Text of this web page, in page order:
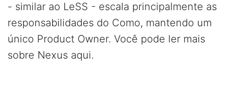
- similar ao LeSS - escala principalmente as
responsabilidades do Como, mantendo um
único Product Owner. Você pode ler mais
sobre Nexus aqui.